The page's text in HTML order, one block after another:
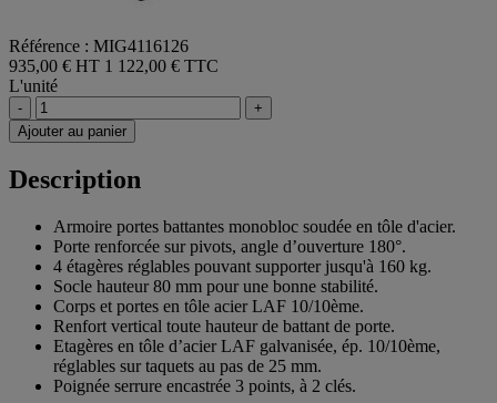
Référence : MIG4116126
935,00 € HT 1 122,00 € TTC
L'unité
-
+
Ajouter au panier
Description
Armoire portes battantes monobloc soudée en tôle d'acier.
Porte renforcée sur pivots, angle d’ouverture 180°.
4 étagères réglables pouvant supporter jusqu'à 160 kg.
Socle hauteur 80 mm pour une bonne stabilité.
Corps et portes en tôle acier LAF 10/10ème.
Renfort vertical toute hauteur de battant de porte.
Etagères en tôle d’acier LAF galvanisée, ép. 10/10ème,
réglables sur taquets au pas de 25 mm.
Poignée serrure encastrée 3 points, à 2 clés.